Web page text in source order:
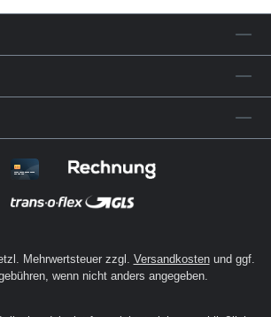
auf Effizienz, Präzision und
das passende
stehen wir dir gern beratend